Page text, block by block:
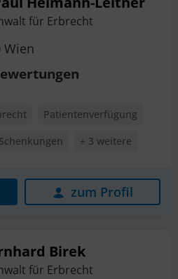
für Erbrecht
Wien
Patientenverfügung
Schenkungen + 3 weitere
zum Profil
Birek
für Erbrecht